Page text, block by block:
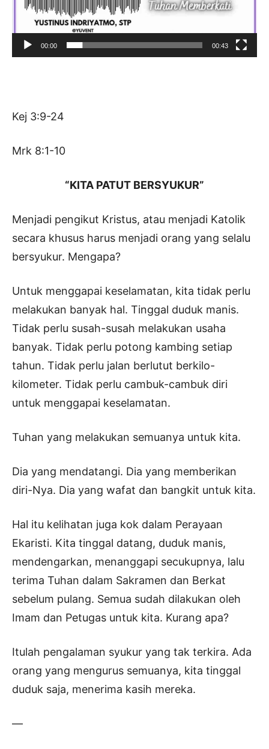
00:00 00:43
Kej 3:9-24
Mrk 8:1-10
“KITA PATUT BERSYUKUR”
Menjadi pengikut Kristus, atau menjadi Katolik
secara khusus harus menjadi orang yang selalu
bersyukur. Mengapa?
Untuk menggapai keselamatan, kita tidak perlu
melakukan banyak hal. Tinggal duduk manis.
Tidak perlu susah-susah melakukan usaha
banyak. Tidak perlu potong kambing setiap
tahun. Tidak perlu jalan berlutut berkilo-
kilometer. Tidak perlu cambuk-cambuk diri
untuk menggapai keselamatan.
Tuhan yang melakukan semuanya untuk kita.
Dia yang mendatangi. Dia yang memberikan
diri-Nya. Dia yang wafat dan bangkit untuk kita.
Hal itu kelihatan juga kok dalam Perayaan
Ekaristi. Kita tinggal datang, duduk manis,
mendengarkan, menanggapi secukupnya, lalu
terima Tuhan dalam Sakramen dan Berkat
sebelum pulang. Semua sudah dilakukan oleh
Imam dan Petugas untuk kita. Kurang apa?
Itulah pengalaman syukur yang tak terkira. Ada
orang yang mengurus semuanya, kita tinggal
duduk saja, menerima kasih mereka.
—